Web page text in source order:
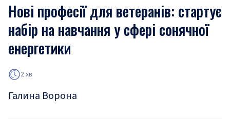
Нові професії для ветеранів: стартує
набір на навчання у сфері сонячної
енергетики
2 хв
Галина Ворона